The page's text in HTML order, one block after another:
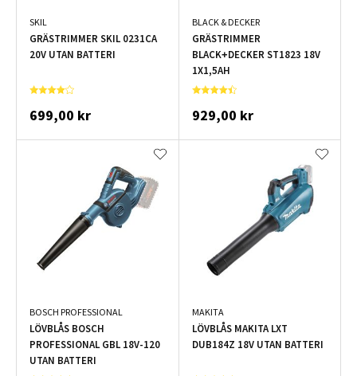
SKIL
GRÄSTRIMMER SKIL 0231CA
20V UTAN BATTERI
699,00 kr
BLACK & DECKER
GRÄSTRIMMER
BLACK+DECKER ST1823 18V
1X1,5AH
929,00 kr
BOSCH PROFESSIONAL
LÖVBLÅS BOSCH
PROFESSIONAL GBL 18V-120
UTAN BATTERI
MAKITA
LÖVBLÅS MAKITA LXT
DUB184Z 18V UTAN BATTERI